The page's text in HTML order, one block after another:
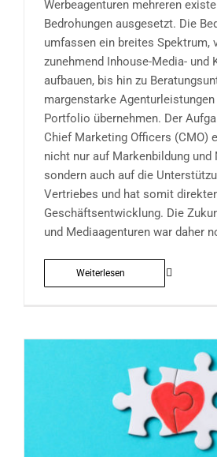
Werbeagenturen mehreren
Bedrohungen ausgesetzt. Die
umfassen ein breites Spektrum,
zunehmend Inhouse-Media- und
aufbauen, bis hin zu
margenstarke
Portfolio übernehmen. Der
Chief Marketing Officers (CMO)
nicht nur auf Markenbildung und
sondern auch auf die
Vertriebes und hat somit
Geschäftsentwicklung. Die
und Mediaagenturen war daher
Weiterlesen